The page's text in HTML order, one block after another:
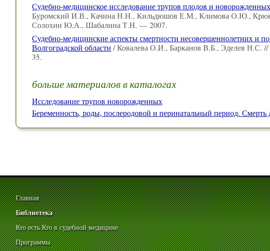
Судебно-медицинское исследование трупов плодов и
Буромский И.В., Качина Н.Н., Кильдюшов Е.М., Климова О.Ю.,
Солохин Ю.А., Шабалина Т.Н. — 2007.
Судебно-медицинские аспекты смертности несовершеннолетних и
Волгоградской области / Ковалева О.И., Барканов В.Б., Эделев
35.
больше материалов в каталогах
Исследование трупов новорожденных
Беременность, роды, послеродовой и перинатальный период. Смерть
Главная
Библиотека
Кто есть Кто в судебной медицине
Программы